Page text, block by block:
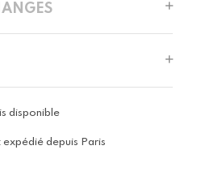
disponible
depuis Paris